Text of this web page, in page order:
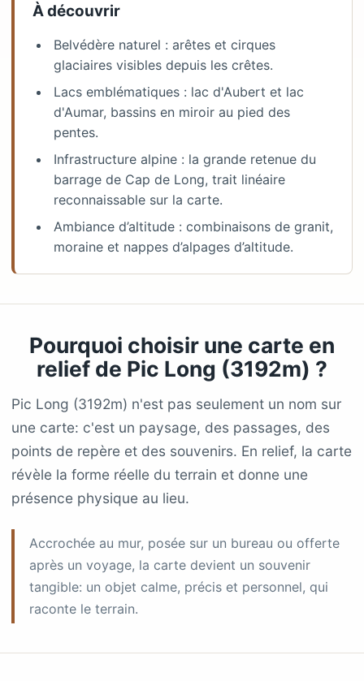
À découvrir
Belvédère naturel : arêtes et cirques
glaciaires visibles depuis les crêtes.
Lacs emblématiques : lac d'Aubert et lac
d'Aumar, bassins en miroir au pied des
pentes.
Infrastructure alpine : la grande retenue du
barrage de Cap de Long, trait linéaire
reconnaissable sur la carte.
Ambiance d’altitude : combinaisons de granit,
moraine et nappes d’alpages d’altitude.
Pourquoi choisir une carte en
relief de Pic Long (3192m) ?
Pic Long (3192m) n'est pas seulement un nom sur
une carte: c'est un paysage, des passages, des
points de repère et des souvenirs. En relief, la carte
révèle la forme réelle du terrain et donne une
présence physique au lieu.
Accrochée au mur, posée sur un bureau ou offerte
après un voyage, la carte devient un souvenir
tangible: un objet calme, précis et personnel, qui
raconte le terrain.